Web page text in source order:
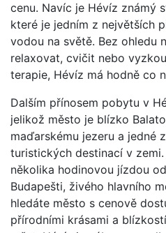
cenu. Navíc je Hévíz známý
které je jedním z největších
vodou na světě. Bez ohledu
relaxovat, cvičit nebo
terapie, Hévíz má hodně co
Dalším přínosem pobytu v
jelikož město je blízko
maďarskému jezeru a jedné
turistických destinací v
několika hodinovou jízdou
Budapešti, živého hlavního
hledáte město s cenově
přírodními krásami a